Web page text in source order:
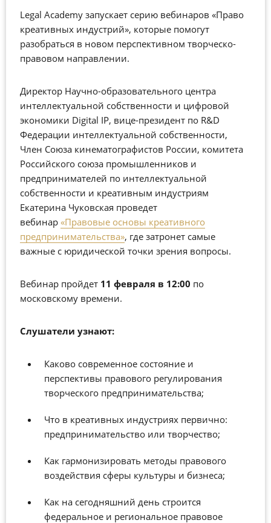
Legal Academy запускает серию вебинаров «Право
креативных индустрий», которые помогут
разобраться в новом перспективном творческо-
правовом направлении.
Директор Научно-образовательного центра
интеллектуальной собственности и цифровой
экономики Digital IP, вице-президент по R&D
Федерации интеллектуальной собственности,
Член Союза кинематографистов России, комитета
Российского союза промышленников и
предпринимателей по интеллектуальной
собственности и креативным индустриям
Екатерина Чуковская проведет
вебинар «Правовые основы креативного
предпринимательства», где затронет самые
важные с юридической точки зрения вопросы.
Вебинар пройдет 11 февраля в 12:00 по
московскому времени.
Слушатели узнают:
Каково современное состояние и
перспективы правового регулирования
творческого предпринимательства;
Что в креативных индустриях первично:
предпринимательство или творчество;
Как гармонизировать методы правового
воздействия сферы культуры и бизнеса;
Как на сегодняшний день строится
федеральное и региональное правовое